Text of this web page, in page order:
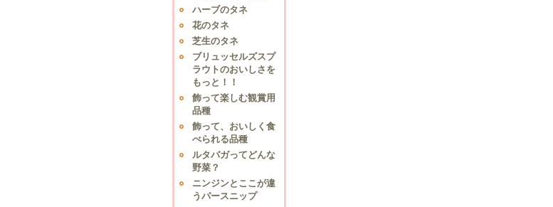
ハーブのタネ
花のタネ
芝生のタネ
ブリュッセルズスプ
ラウトのおいしさを
もっと！！
飾って楽しむ観賞用
品種
飾って、おいしく食
べられる品種
ルタバガってどんな
野菜？
ニンジンとここが違
うパースニップ